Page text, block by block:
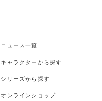
ニュース一覧
キャラクターから探す
シリーズから探す
オンラインショップ